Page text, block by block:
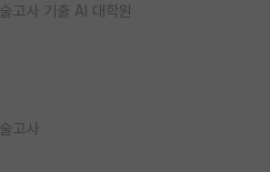
고사 기출 AI 대학원
고사